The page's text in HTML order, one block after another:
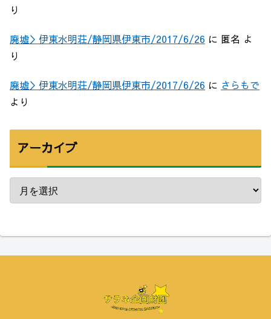
り
廃墟＞伊東水明荘/静岡県伊東市/2017/6/26 に 匿名 よ
り
廃墟＞伊東水明荘/静岡県伊東市/2017/6/26 に さらもで
より
アーカイブ